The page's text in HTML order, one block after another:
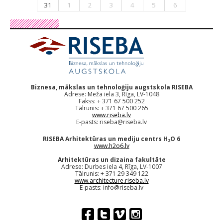
31
1 2 3 4 5 6
Biznesa, mākslas un tehnoloģiju augstskola RISEBA
Adrese: Meža iela 3, Rīga, LV-1048
Fakss: + 371 67 500 252
Tālrunis: + 371 67 500 265
www.riseba.lv
E-pasts: riseba@riseba.lv
RISEBA Arhitektūras un mediju centrs H2O 6
www.h2o6.lv
Arhitektūras un dizaina fakultāte
Adrese: Durbes iela 4, Rīga, LV-1007
Tālrunis: + 371 29 349 122
www.architecture.riseba.lv
E-pasts: info@riseba.lv